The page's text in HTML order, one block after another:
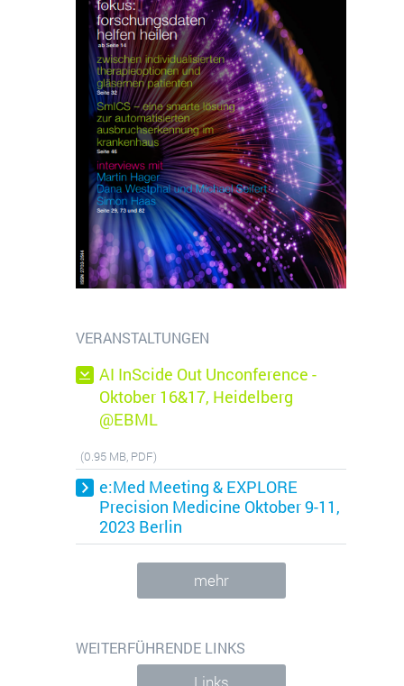
VERANSTALTUNGEN
AI InScide Out Unconference -
Oktober 16&17, Heidelberg
@EBML
(0.95 MB, PDF)
e:Med Meeting & EXPLORE
Precision Medicine Oktober 9-11,
2023 Berlin
mehr
WEITERFÜHRENDE LINKS
gesetzt und wird verwendet, um
zugestimmt hat oder nicht. Es
können anonymisierte Daten